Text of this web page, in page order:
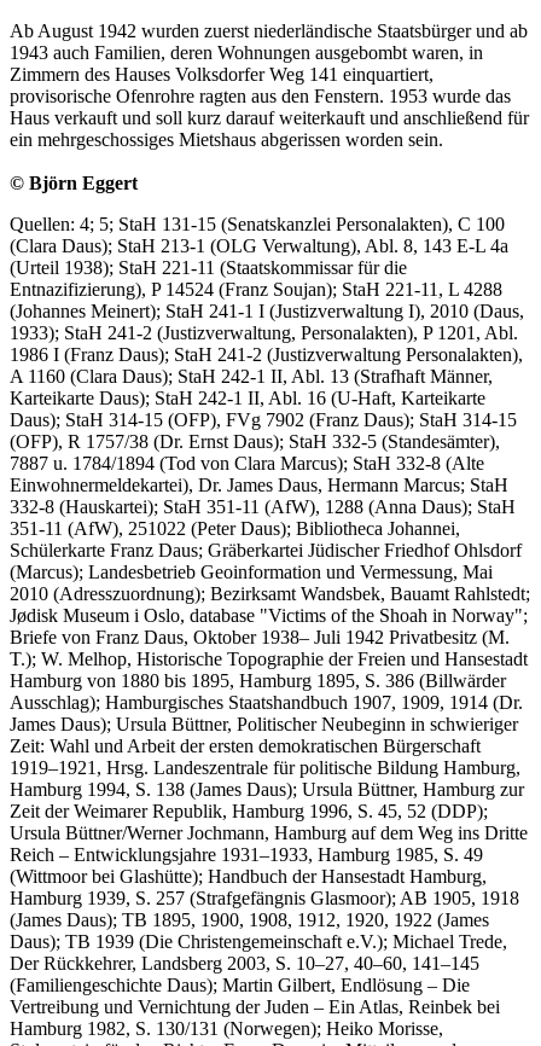
Ab August 1942 wurden zuerst niederländische Staatsbürger und ab
1943 auch Familien, deren Wohnungen ausgebombt waren, in
Zimmern des Hauses Volksdorfer Weg 141 einquartiert,
provisorische Ofenrohre ragten aus den Fenstern. 1953 wurde das
Haus verkauft und soll kurz darauf weiterkauft und anschließend für
ein mehrgeschossiges Mietshaus abgerissen worden sein.
© Björn Eggert
Quellen: 4; 5; StaH 131-15 (Senatskanzlei Personalakten), C 100
(Clara Daus); StaH 213-1 (OLG Verwaltung), Abl. 8, 143 E-L 4a
(Urteil 1938); StaH 221-11 (Staatskommissar für die
Entnazifizierung), P 14524 (Franz Soujan); StaH 221-11, L 4288
(Johannes Meinert); StaH 241-1 I (Justizverwaltung I), 2010 (Daus,
1933); StaH 241-2 (Justizverwaltung, Personalakten), P 1201, Abl.
1986 I (Franz Daus); StaH 241-2 (Justizverwaltung Personalakten),
A 1160 (Clara Daus); StaH 242-1 II, Abl. 13 (Strafhaft Männer,
Karteikarte Daus); StaH 242-1 II, Abl. 16 (U-Haft, Karteikarte
Daus); StaH 314-15 (OFP), FVg 7902 (Franz Daus); StaH 314-15
(OFP), R 1757/38 (Dr. Ernst Daus); StaH 332-5 (Standesämter),
7887 u. 1784/1894 (Tod von Clara Marcus); StaH 332-8 (Alte
Einwohnermeldekartei), Dr. James Daus, Hermann Marcus; StaH
332-8 (Hauskartei); StaH 351-11 (AfW), 1288 (Anna Daus); StaH
351-11 (AfW), 251022 (Peter Daus); Bibliotheca Johannei,
Schülerkarte Franz Daus; Gräberkartei Jüdischer Friedhof Ohlsdorf
(Marcus); Landesbetrieb Geoinformation und Vermessung, Mai
2010 (Adresszuordnung); Bezirksamt Wandsbek, Bauamt Rahlstedt;
Jødisk Museum i Oslo, database "Victims of the Shoah in Norway";
Briefe von Franz Daus, Oktober 1938– Juli 1942 Privatbesitz (M.
T.); W. Melhop, Historische Topographie der Freien und Hansestadt
Hamburg von 1880 bis 1895, Hamburg 1895, S. 386 (Billwärder
Ausschlag); Hamburgisches Staatshandbuch 1907, 1909, 1914 (Dr.
James Daus); Ursula Büttner, Politischer Neubeginn in schwieriger
Zeit: Wahl und Arbeit der ersten demokratischen Bürgerschaft
1919–1921, Hrsg. Landeszentrale für politische Bildung Hamburg,
Hamburg 1994, S. 138 (James Daus); Ursula Büttner, Hamburg zur
Zeit der Weimarer Republik, Hamburg 1996, S. 45, 52 (DDP);
Ursula Büttner/Werner Jochmann, Hamburg auf dem Weg ins Dritte
Reich – Entwicklungsjahre 1931–1933, Hamburg 1985, S. 49
(Wittmoor bei Glashütte); Handbuch der Hansestadt Hamburg,
Hamburg 1939, S. 257 (Strafgefängnis Glasmoor); AB 1905, 1918
(James Daus); TB 1895, 1900, 1908, 1912, 1920, 1922 (James
Daus); TB 1939 (Die Christengemeinschaft e.V.); Michael Trede,
Der Rückkehrer, Landsberg 2003, S. 10–27, 40–60, 141–145
(Familiengeschichte Daus); Martin Gilbert, Endlösung – Die
Vertreibung und Vernichtung der Juden – Ein Atlas, Reinbek bei
Hamburg 1982, S. 130/131 (Norwegen); Heiko Morisse,